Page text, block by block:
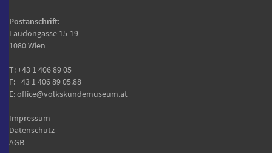
Postanschrift:
Laudongasse 15-19
1080 Wien
T:+43 1 406 89 05
F: +43 1 406 89 05.88
E:office@volkskundemuseum.at
Impressum
Datenschutz
AGB